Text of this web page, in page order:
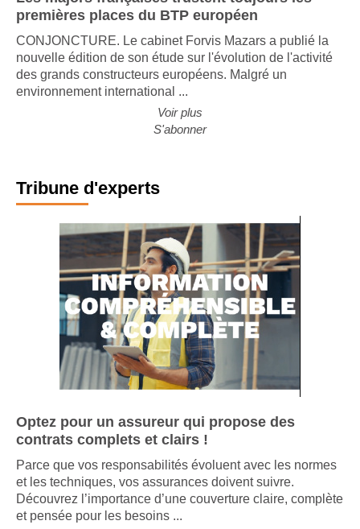
Les majors françaises trustent toujours les
premières places du BTP européen
CONJONCTURE. Le cabinet Forvis Mazars a publié la
nouvelle édition de son étude sur l'évolution de l'activité
des grands constructeurs européens. Malgré un
Voir plus
Tribune d'experts
Optez pour un assureur qui propose des
contrats complets et clairs !
Parce que vos responsabilités évoluent avec les normes
et les techniques, vos assurances doivent suivre.
Découvrez l’importance d’une couverture claire, complète